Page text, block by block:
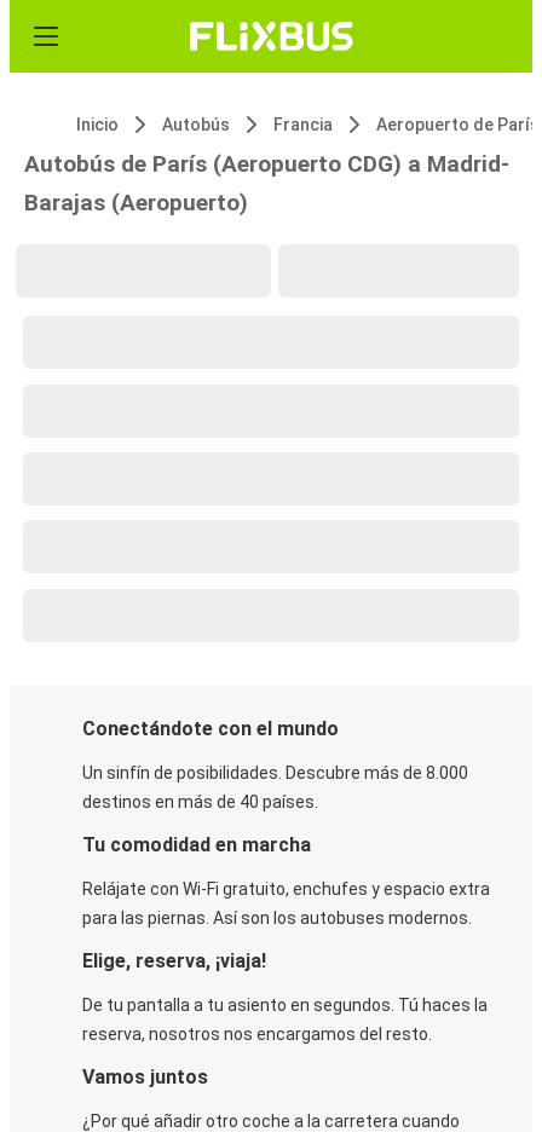
Inicio Autobús Francia
Autobús de París (Aeropuerto CDG) a Madrid-
Barajas (Aeropuerto)
Conectándote con el mundo
Un sinfín de posibilidades. Descubre más de 8.000
destinos en más de 40 países.
Tu comodidad en marcha
Relájate con Wi-Fi gratuito, enchufes y espacio extra
para las piernas. Así son los autobuses modernos.
Elige, reserva, ¡viaja!
De tu pantalla a tu asiento en segundos. Tú haces la
reserva, nosotros nos encargamos del resto.
Vamos juntos
¿Por qué añadir otro coche a la carretera cuando